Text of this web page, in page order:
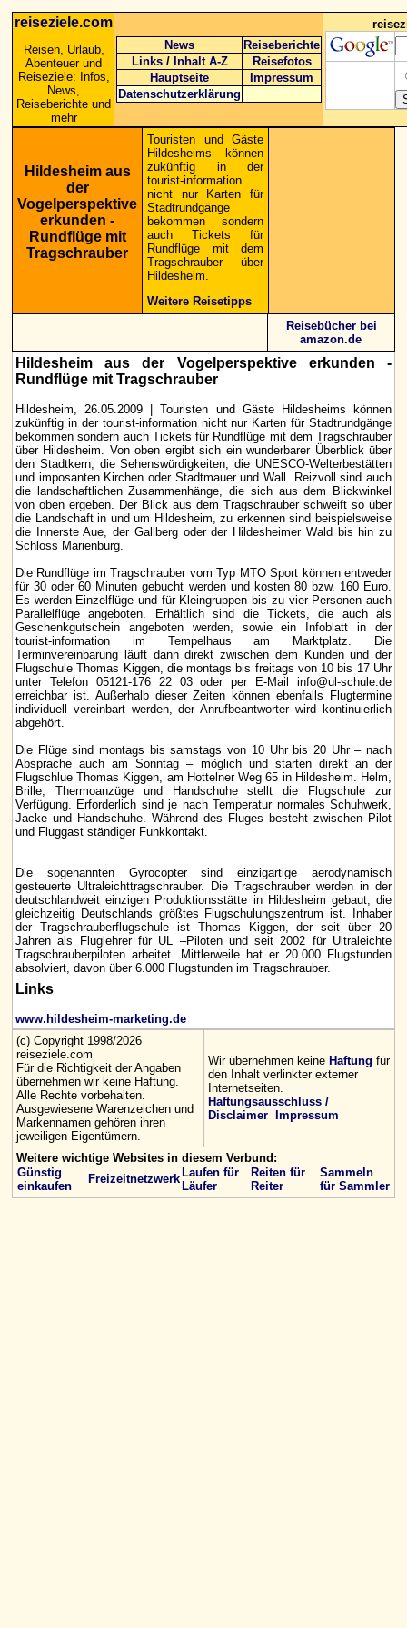
reiseziele.com
Reisen, Urlaub,
Abenteuer und
Reiseziele: Infos,
News,
Reiseberichte und
mehr
News
Reiseberichte
Links / Inhalt A-Z
Reisefotos
Hauptseite
Impressum
Datenschutzerklärung
Hildesheim aus
der
Vogelperspektive
erkunden -
Rundflüge mit
Tragschrauber
Touristen und Gäste
Hildesheims können
zukünftig in der
tourist-information
nicht nur Karten für
Stadtrundgänge
bekommen sondern
auch Tickets für
Rundflüge mit dem
Tragschrauber über
Hildesheim.
Weitere Reisetipps
Reisebücher bei
amazon.de
Hildesheim aus der Vogelperspektive erkunden -
Rundflüge mit Tragschrauber
Hildesheim, 26.05.2009 | Touristen und Gäste Hildesheims können
zukünftig in der tourist-information nicht nur Karten für Stadtrundgänge
bekommen sondern auch Tickets für Rundflüge mit dem Tragschrauber
über Hildesheim. Von oben ergibt sich ein wunderbarer Überblick über
den Stadtkern, die Sehenswürdigkeiten, die UNESCO-Welterbestätten
und imposanten Kirchen oder Stadtmauer und Wall. Reizvoll sind auch
die landschaftlichen Zusammenhänge, die sich aus dem Blickwinkel
von oben ergeben. Der Blick aus dem Tragschrauber schweift so über
die Landschaft in und um Hildesheim, zu erkennen sind beispielsweise
die Innerste Aue, der Gallberg oder der Hildesheimer Wald bis hin zu
Schloss Marienburg.
Die Rundflüge im Tragschrauber vom Typ MTO Sport können entweder
für 30 oder 60 Minuten gebucht werden und kosten 80 bzw. 160 Euro.
Es werden Einzelflüge und für Kleingruppen bis zu vier Personen auch
Parallelflüge angeboten. Erhältlich sind die Tickets, die auch als
Geschenkgutschein angeboten werden, sowie ein Infoblatt in der
tourist-information im Tempelhaus am Marktplatz. Die
Terminvereinbarung läuft dann direkt zwischen dem Kunden und der
Flugschule Thomas Kiggen, die montags bis freitags von 10 bis 17 Uhr
unter Telefon 05121-176 22 03 oder per E-Mail info@ul-schule.de
erreichbar ist. Außerhalb dieser Zeiten können ebenfalls Flugtermine
individuell vereinbart werden, der Anrufbeantworter wird kontinuierlich
abgehört.
Die Flüge sind montags bis samstags von 10 Uhr bis 20 Uhr – nach
Absprache auch am Sonntag – möglich und starten direkt an der
Flugschlue Thomas Kiggen, am Hottelner Weg 65 in Hildesheim. Helm,
Brille, Thermoanzüge und Handschuhe stellt die Flugschule zur
Verfügung. Erforderlich sind je nach Temperatur normales Schuhwerk,
Jacke und Handschuhe. Während des Fluges besteht zwischen Pilot
und Fluggast ständiger Funkkontakt.
Die sogenannten Gyrocopter sind einzigartige aerodynamisch
gesteuerte Ultraleichttragschrauber. Die Tragschrauber werden in der
deutschlandweit einzigen Produktionsstätte in Hildesheim gebaut, die
gleichzeitig Deutschlands größtes Flugschulungszentrum ist. Inhaber
der Tragschrauberflugschule ist Thomas Kiggen, der seit über 20
Jahren als Fluglehrer für UL –Piloten und seit 2002 für Ultraleichte
Tragschrauberpiloten arbeitet. Mittlerweile hat er 20.000 Flugstunden
absolviert, davon über 6.000 Flugstunden im Tragschrauber.
Links
www.hildesheim-marketing.de
(c) Copyright 1998/2026
reiseziele.com
Für die Richtigkeit der Angaben
übernehmen wir keine Haftung.
Alle Rechte vorbehalten.
Ausgewiesene Warenzeichen und
Markennamen gehören ihren
jeweiligen Eigentümern.
Wir übernehmen keine Haftung für
den Inhalt verlinkter externer
Internetseiten.
Haftungsausschluss /
Disclaimer
Impressum
Weitere wichtige Websites in diesem Verbund:
Günstig
einkaufen
Freizeitnetzwerk Laufen für
Läufer
Reiten für
Reiter
Sammeln
für Sammler